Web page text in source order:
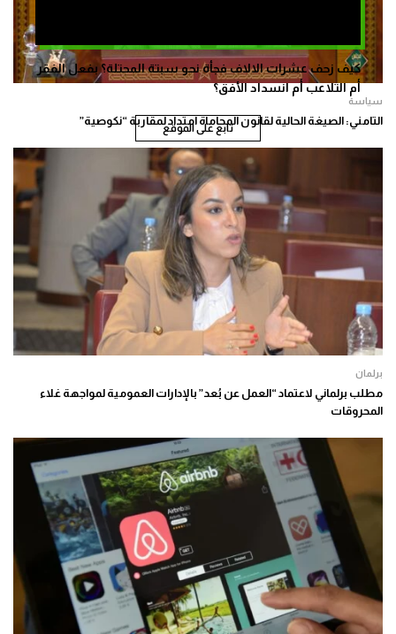
كيف زحف عشرات الالاف فجأة نحو سبتة المحتلة؟ بفعل الفقر
أم التلاعب أم انسداد الأفق؟
تابع على الموقع
سياسة
التامني: الصيغة الحالية لقانون المحاماة امتداد لمقاربة “نكوصية”
برلمان
مطلب برلماني لاعتماد “العمل عن بُعد” بالإدارات العمومية لمواجهة غلاء
المحروقات